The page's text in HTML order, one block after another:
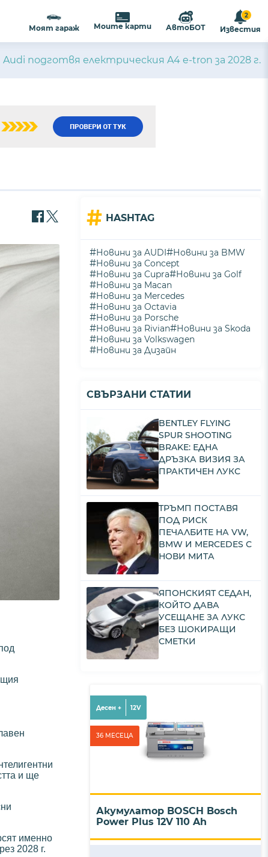
Моят гараж Моите карти АвтоБОТ
2
Известия
Audi подготвя електрическия A4 e-tron за 2028 г.
и ще
именно
2028 г.
# HASHTAG
#Новини за AUDI#Новини за BMW
#Новини за Concept
#Новини за Cupra#Новини за Golf
#Новини за Macan
#Новини за Mercedes
#Новини за Octavia
#Новини за Porsche
#Новини за Rivian#Новини за Skoda
#Новини за Volkswagen
#Новини за Дизайн
СВЪРЗАНИ СТАТИИ
BENTLEY FLYING
SPUR SHOOTING
BRAKE: ЕДНА
ДРЪЗКА ВИЗИЯ ЗА
ПРАКТИЧЕН ЛУКС
ТРЪМП ПОСТАВЯ
ПОД РИСК
ПЕЧАЛБИТЕ НА VW,
BMW И MERCEDES С
НОВИ МИТА
ЯПОНСКИЯТ СЕДАН,
КОЙТО ДАВА
УСЕЩАНЕ ЗА ЛУКС
БЕЗ ШОКИРАЩИ
СМЕТКИ
Десен + 12V
36 МЕСЕЦА
Акумулатор BOSCH Bosch
Power Plus 12V 110 Ah